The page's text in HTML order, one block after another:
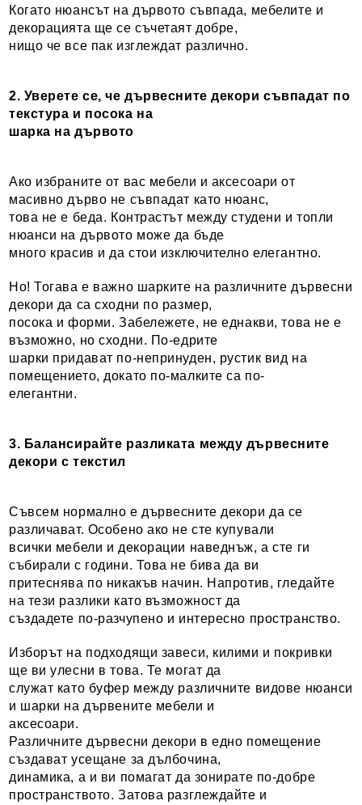
Когато нюансът на дървото съвпада, мебелите и
декорацията ще се съчетаят добре,
нищо че все пак изглеждат различно.
2. Уверете се, че дървесните декори съвпадат по
текстура и посока на
шарка на дървото
Ако избраните от вас мебели и аксесоари от
масивно дърво не съвпадат като нюанс,
това не е беда. Контрастът между студени и топли
нюанси на дървото може да бъде
много красив и да стои изключително елегантно.
Но! Тогава е важно шарките на различните дървесни
декори да са сходни по размер,
посока и форми. Забележете, не еднакви, това не е
възможно, но сходни. По-едрите
шарки придават по-непринуден, рустик вид на
помещението, докато по-малките са по-
елегантни.
3. Балансирайте разликата между дървесните
декори с текстил
Съвсем нормално е дървесните декори да се
различават. Особено ако не сте купували
всички мебели и декорации наведнъж, а сте ги
събирали с години. Това не бива да ви
притеснява по никакъв начин. Напротив, гледайте
на тези разлики като възможност да
създадете по-разчупено и интересно пространство.
Изборът на подходящи завеси, килими и покривки
ще ви улесни в това. Те могат да
служат като буфер между различните видове нюанси
и шарки на дървените мебели и
аксесоари.
Различните дървесни декори в едно помещение
създават усещане за дълбочина,
динамика, а и ви помагат да зонирате по-добре
пространството. Затова разглеждайте и